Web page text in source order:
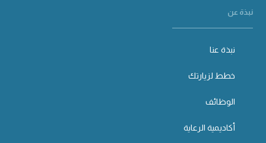
نبذة عن
نبذة عنا
خطط لزيارتك
الوظائف
أكاديمية الرعاية